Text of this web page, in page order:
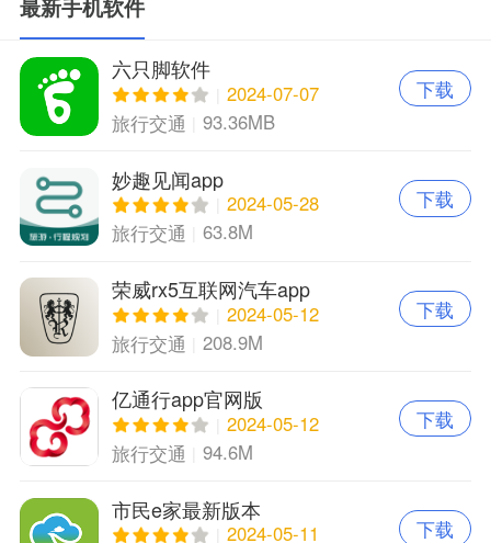
最新手机软件
六只脚软件
2024-07-07
旅行交通
93.36MB
下载
妙趣见闻app
2024-05-28
旅行交通
63.8M
下载
荣威rx5互联网汽车app
2024-05-12
旅行交通
208.9M
下载
亿通行app官网版
2024-05-12
旅行交通
94.6M
下载
市民e家最新版本
2024-05-11
下载